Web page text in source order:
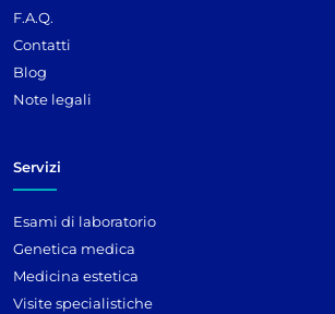
F.A.Q.
Contatti
Blog
Note legali
Servizi
Esami di laboratorio
Genetica medica
Medicina estetica
Visite specialistiche